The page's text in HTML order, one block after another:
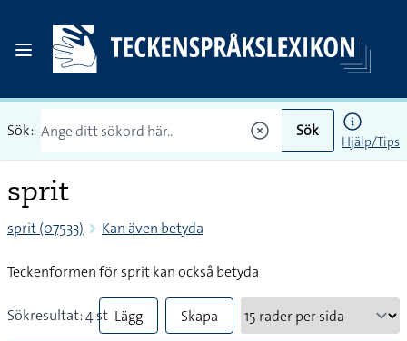
Sök: Sök
Hjälp/Tips
sprit
sprit (07533) Kan även betyda
Teckenformen för sprit kan också betyda
Sökresultat: 4 st Lägg
Skapa